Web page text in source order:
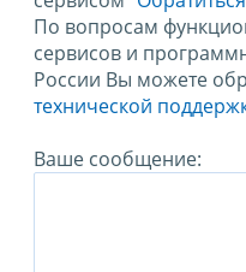
По вопросам
сервисов и
России Вы можете
технической
Ваше сообщение: